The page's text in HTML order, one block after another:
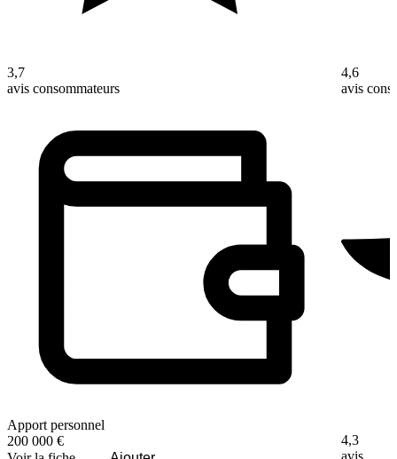
3,7
avis consommateurs
Apport personnel
200 000 €
4,6
avis
4,3